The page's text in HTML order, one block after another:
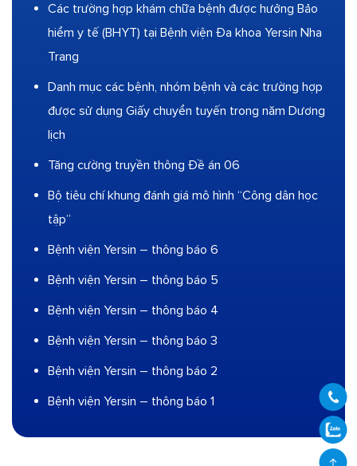
Các trường hợp khám chữa bệnh được hưởng Bảo
hiểm y tế (BHYT) tại Bệnh viện Đa khoa Yersin Nha
Trang
Danh mục các bệnh, nhóm bệnh và các trường hợp
được sử dụng Giấy chuyển tuyến trong năm Dương
lịch
Tăng cường truyền thông Đề án 06
Bộ tiêu chí khung đánh giá mô hình “Công dân học
tập”
Bệnh viện Yersin – thông báo 6
Bệnh viện Yersin – thông báo 5
Bệnh viện Yersin – thông báo 4
Bệnh viện Yersin – thông báo 3
Bệnh viện Yersin – thông báo 2
Bệnh viện Yersin – thông báo 1